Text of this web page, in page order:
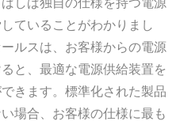
ていることがわかりまし
ルスは、お客様からの電源
と、最適な電源供給装置を
きます。標準化された製品
場合、お客様の仕様に最も